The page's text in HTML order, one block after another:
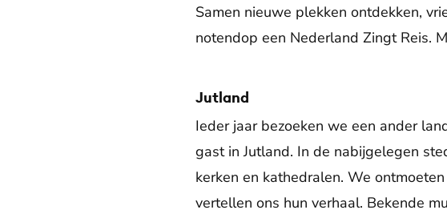
Samen nieuwe plekken ontdekken,
notendop een Nederland Zingt Reis.
Jutland
Ieder jaar bezoeken we een ander
gast in Jutland. In de nabijgelegen
kerken en kathedralen. We
vertellen ons hun verhaal. Bekende